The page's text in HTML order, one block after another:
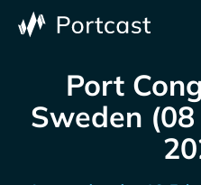
Port
Sweden